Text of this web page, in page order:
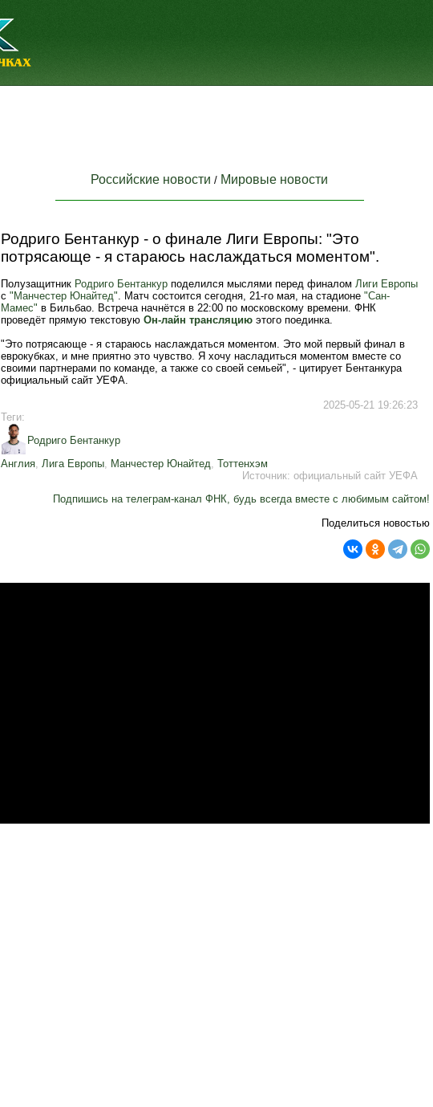
Российские новости / Мировые новости
Родриго Бентанкур - о финале Лиги Европы: "Это
потрясающе - я стараюсь наслаждаться моментом".
Полузащитник Родриго Бентанкур поделился мыслями перед финалом Лиги Европы
с "Манчестер Юнайтед". Матч состоится сегодня, 21-го мая, на стадионе "Сан-
Мамес" в Бильбао. Встреча начнётся в 22:00 по московскому времени. ФНК
проведёт прямую текстовую Он-лайн трансляцию этого поединка.
"Это потрясающе - я стараюсь наслаждаться моментом. Это мой первый финал в
еврокубках, и мне приятно это чувство. Я хочу насладиться моментом вместе со
своими партнерами по команде, а также со своей семьей", - цитирует Бентанкура
официальный сайт УЕФА.
2025-05-21 19:26:23
Теги:
Родриго Бентанкур
Англия, Лига Европы, Манчестер Юнайтед, Тоттенхэм
Источник: официальный сайт УЕФА
Подпишись на телеграм-канал ФНК, будь всегда вместе с любимым сайтом!
Поделиться новостью